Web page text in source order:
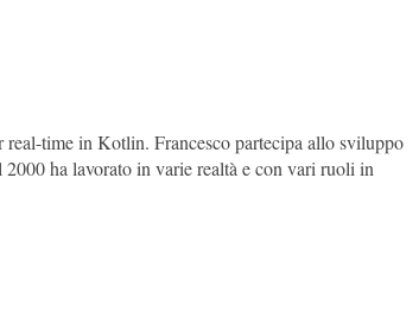
real-time in Kotlin. Francesco partecipa allo sviluppo
ha lavorato in varie realtà e con vari ruoli in